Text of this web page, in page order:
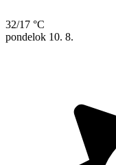
32/17 °C
pondelok 10. 8.